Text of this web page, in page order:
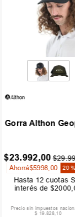
Gorra Althon
$23.992,00 $29.
Ahorrá$5998,00 20 %
Hasta 12 cuotas
interés de$2000,
Precio sin impuestos
$ 19.828,10